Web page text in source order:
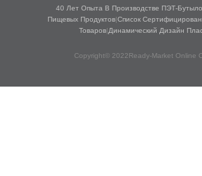
40 Лет Опыта В Производстве ПЭТ-
Пищевых Продуктов|Список
Товаров|Динамический Дизайн
Copyright© 2022Ready-Market